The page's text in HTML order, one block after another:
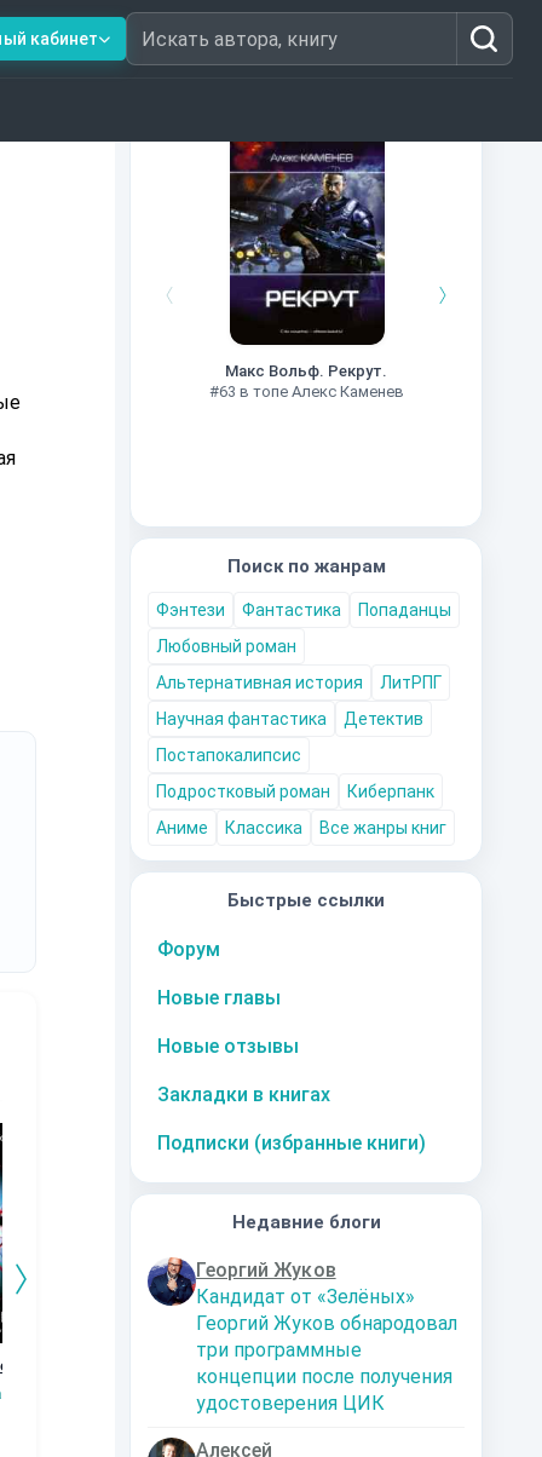
кабинет Искать автора, книгу
Книги из топ-100
Макс Вольф. Рекрут.
#63 в топе Алекс Каменев
Поиск по жанрам
Фэнтези Фантастика
Попаданцы
Любовный роман
Альтернативная история
ЛитРПГ
Научная фантастика
Детектив
Постапокалипсис
Подростковый роман
Киберпанк
Аниме
Классика Все жанры книг
Быстрые ссылки
Форум
Новые главы
Новые отзывы
Закладки в книгах
Подписки (избранные книги)
Недавние блоги
Георгий Жуков
Кандидат от «Зелёных»
Георгий Жуков обнародовал
три программные
концепции после получения
удостоверения ЦИК
Алексей
Антон Емельянов,
Сергей Савинов
Удалено
Ловец Слов
дача
Михаил Позняк